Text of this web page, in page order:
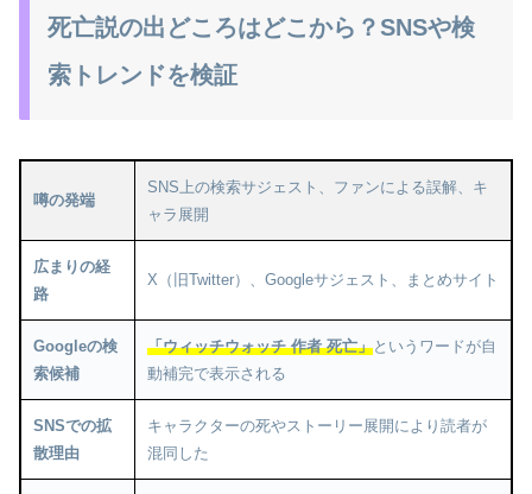
死亡説の出どころはどこから？SNSや検
索トレンドを検証
噂の発端
SNS上の検索サジェスト、ファンによる誤解、キ
ャラ展開
広まりの経
路
X（旧Twitter）、Googleサジェスト、まとめサイト
Googleの検
索候補
「ウィッチウォッチ 作者 死亡」というワードが自
動補完で表示される
SNSでの拡
散理由
キャラクターの死やストーリー展開により読者が
混同した